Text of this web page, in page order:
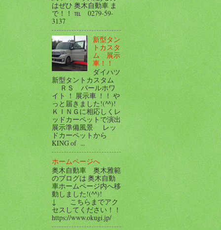
はぜひ 奥木自動車 ま
で！！ ℡ 0279-59-
3137
新型タン
トカスタ
ム 展示
車！！
ダイハツ
新型タントカスタム
ＲＳ パールホワ
イト ！ 展示車 ！！ や
っと届きました!(^^)!
ＫＩＮＧに相応しくレ
ッドカーペットで演出
展示準備風景 レッ
ドカーペットから
KING of ...
ホームページへ
奥木自動車 奥木雅範
のブログは 奥木自動
車ホームページ内へ移
動しました!(^^)!
↓ こちらまでアク
セスしてください！！
https://www.okugi.jp/